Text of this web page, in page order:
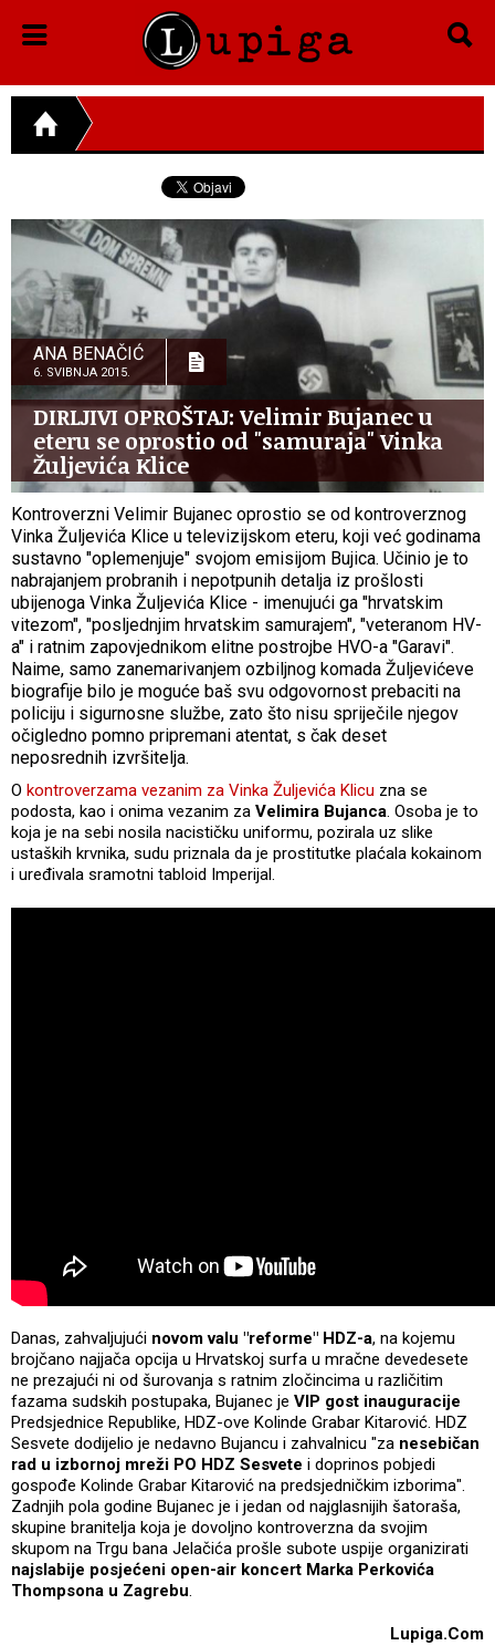
ANA BENAČIĆ
6. SVIBNJA 2015.
DIRLJIVI OPROŠTAJ: Velimir Bujanec u
eteru se oprostio od "samuraja" Vinka
Žuljevića Klice
Kontroverzni Velimir Bujanec oprostio se od kontroverznog
Vinka Žuljevića Klice u televizijskom eteru, koji već godinama
sustavno "oplemenjuje" svojom emisijom Bujica. Učinio je to
nabrajanjem probranih i nepotpunih detalja iz prošlosti
ubijenoga Vinka Žuljevića Klice - imenujući ga "hrvatskim
vitezom", "posljednjim hrvatskim samurajem", "veteranom HV-
a" i ratnim zapovjednikom elitne postrojbe HVO-a "Garavi".
Naime, samo zanemarivanjem ozbiljnog komada Žuljevićeve
biografije bilo je moguće baš svu odgovornost prebaciti na
policiju i sigurnosne službe, zato što nisu spriječile njegov
očigledno pomno pripremani atentat, s čak deset
neposrednih izvršitelja.
O kontroverzama vezanim za Vinka Žuljevića Klicu zna se
podosta, kao i onima vezanim za Velimira Bujanca. Osoba je to
koja je na sebi nosila nacističku uniformu, pozirala uz slike
ustaških krvnika, sudu priznala da je prostitutke plaćala kokainom
i uređivala sramotni tabloid Imperijal.
Danas, zahvaljujući novom valu "reforme" HDZ-a, na kojemu
brojčano najjača opcija u Hrvatskoj surfa u mračne devedesete
ne prezajući ni od šurovanja s ratnim zločincima u različitim
fazama sudskih postupaka, Bujanec je VIP gost inauguracije
Predsjednice Republike, HDZ-ove Kolinde Grabar Kitarović. HDZ
Sesvete dodijelio je nedavno Bujancu i zahvalnicu "za nesebičan
rad u izbornoj mreži PO HDZ Sesvete i doprinos pobjedi
gospođe Kolinde Grabar Kitarović na predsjedničkim izborima".
Zadnjih pola godine Bujanec je i jedan od najglasnijih šatoraša,
skupine branitelja koja je dovoljno kontroverzna da svojim
skupom na Trgu bana Jelačića prošle subote uspije organizirati
najslabije posjećeni open-air koncert Marka Perkovića
Thompsona u Zagrebu.
Lupiga.Com